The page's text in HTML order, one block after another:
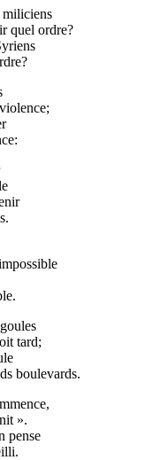
miliciens
quel ordre?
tard;
boulevards.
».
pense